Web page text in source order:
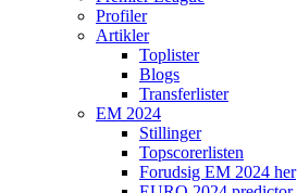
Profiler
Artikler
Toplister
Blogs
Transferlister
EM 2024
Stillinger
Topscorerlisten
Forudsig EM 2024 her